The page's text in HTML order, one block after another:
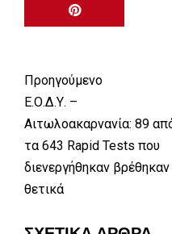
Προηγούμενο
Ε.Ο.Δ.Υ. –
Αιτωλοακαρνανία: 89
τα 643 Rapid Tests που
διενεργήθηκαν βρέθηκαν
θετικά